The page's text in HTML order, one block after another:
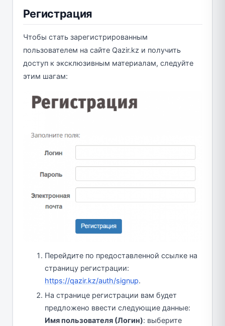
Регистрация
Чтобы стать зарегистрированным
пользователем на сайте Qazir.kz и получить
доступ к эксклюзивным материалам, следуйте
этим шагам:
Перейдите по предоставленной ссылке на
страницу регистрации:
https://qazir.kz/auth/signup.
На странице регистрации вам будет
предложено ввести следующие данные:
Имя пользователя (Логин): выберите